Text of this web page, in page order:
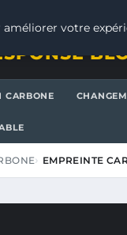
CARBONE
EMPREINTE
votre